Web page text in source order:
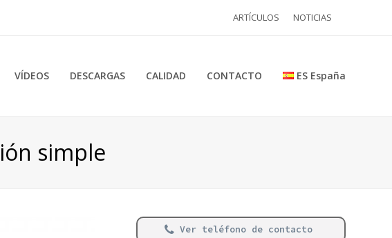
ARTÍCULOS NOTICIAS
VÍDEOS DESCARGAS CALIDAD CONTACTO ES España
simple
Ver teléfono de contacto